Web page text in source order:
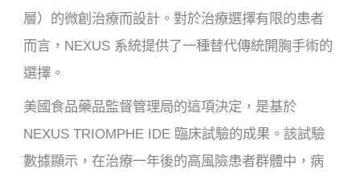
層）的微創治療而設計。對於治療選擇有限的患者
而言，NEXUS 系統提供了一種替代傳統開胸手術的
選擇。
美國食品藥品監督管理局的這項決定，是基於
NEXUS TRIOMPHE IDE 臨床試驗的成果。該試驗
數據顯示，在治療一年後的高風險患者群體中，病